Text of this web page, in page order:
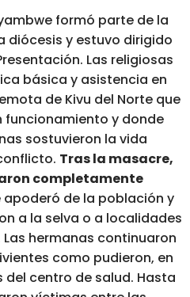
formó parte de la
diócesis y estuvo dirigido
Las religiosas
básica y asistencia en
de Kivu del Norte que
funcionamiento y donde
sostuvieron la vida
Tras la masacre,
completamente
apoderó de la población y
a la selva o a localidades
hermanas continuaron
como pudieron, en
del centro de salud. Hasta